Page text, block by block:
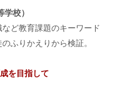
校）
ど教育課題のキーワード
ふりかえりから検証。
を目指して